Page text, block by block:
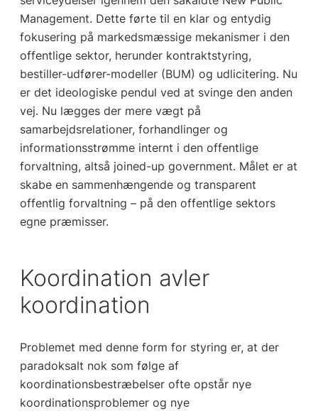
Management. Dette førte til en klar og entydig
fokusering på markedsmæssige mekanismer i den
offentlige sektor, herunder kontraktstyring,
bestiller-udfører-modeller (BUM) og udlicitering. Nu
er det ideologiske pendul ved at svinge den anden
vej. Nu lægges der mere vægt på
samarbejdsrelationer, forhandlinger og
informationsstrømme internt i den offentlige
forvaltning, altså joined-up government. Målet er at
skabe en sammenhængende og transparent
offentlig forvaltning – på den offentlige sektors
egne præmisser.
Koordination avler
koordination
Problemet med denne form for styring er, at der
paradoksalt nok som følge af
koordinationsbestræbelser ofte opstår nye
koordinationsproblemer og nye